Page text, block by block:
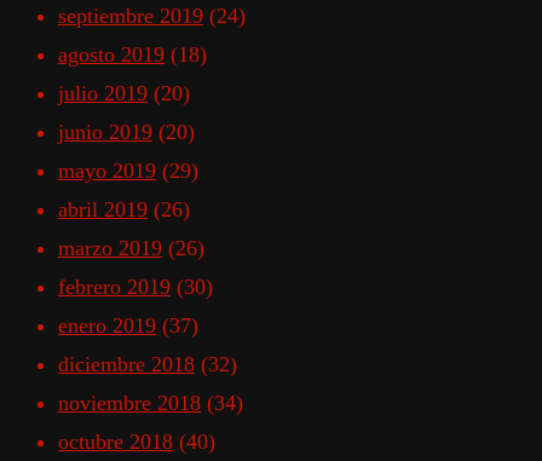
septiembre 2019 (24)
agosto 2019 (18)
julio 2019 (20)
junio 2019 (20)
mayo 2019 (29)
abril 2019 (26)
marzo 2019 (26)
febrero 2019 (30)
enero 2019 (37)
diciembre 2018 (32)
noviembre 2018 (34)
octubre 2018 (40)